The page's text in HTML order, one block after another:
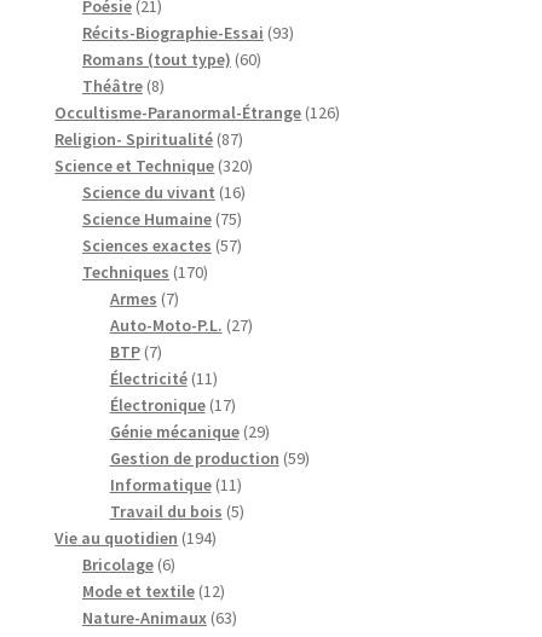
Poésie 2121
produits
Récits-Biographie-Essai 9393
Romans (tout type) 6060
Théâtre 88
produits
Occultisme-Paranormal-Étrange 126126
Religion- Spiritualité 8787
produits
Science et Technique 320320
Science du vivant 1616
produits
Science Humaine 7575
produits
Sciences exactes 5757
Techniques 170170
Armes 77
produits
Auto-Moto-P.L. 2727
BTP 77
produits
Électricité 1111
produits
Électronique 1717
produits
Génie mécanique 2929
produits
Gestion de production 5959
Informatique 1111
produits
Travail du bois 55
Vie au quotidien 194194
Bricolage 66
produits
Mode et textile 1212
produits
Nature-Animaux 6363